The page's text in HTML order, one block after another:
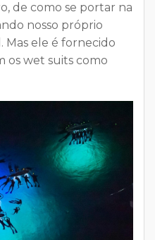
de como se portar na
nosso próprio
ele é fornecido
wet suits como